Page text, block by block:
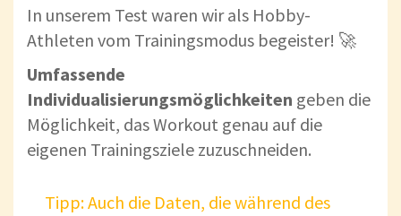
In unserem Test waren wir als Hobby-
Athleten vom Trainingsmodus begeister! 🚀
Umfassende
Individualisierungsmöglichkeiten geben die
Möglichkeit, das Workout genau auf die
eigenen Trainingsziele zuzuschneiden.
Tipp: Auch die Daten, die während des